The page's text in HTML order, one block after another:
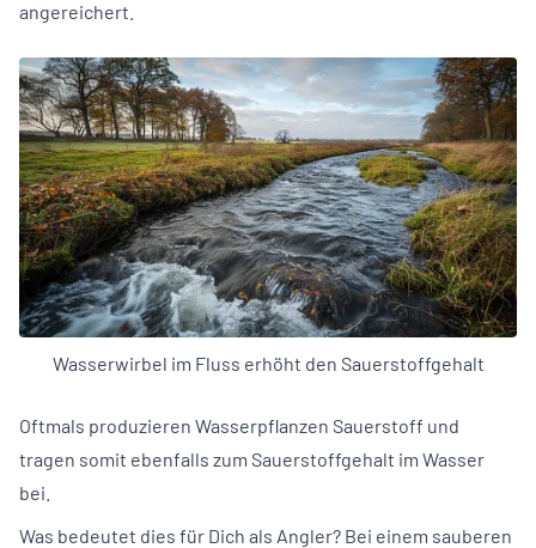
angereichert.
Wasserwirbel im Fluss erhöht den Sauerstoffgehalt
Oftmals produzieren Wasserpflanzen Sauerstoff und
tragen somit ebenfalls zum Sauerstoffgehalt im Wasser
bei.
Was bedeutet dies für Dich als Angler? Bei einem sauberen